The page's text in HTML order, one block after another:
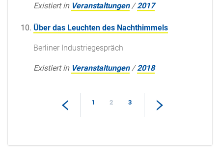
Existiert in Veranstaltungen /2017
Über das Leuchten des Nachthimmels
Berliner Industriegespräch
Existiert in Veranstaltungen /2018
1 2 3